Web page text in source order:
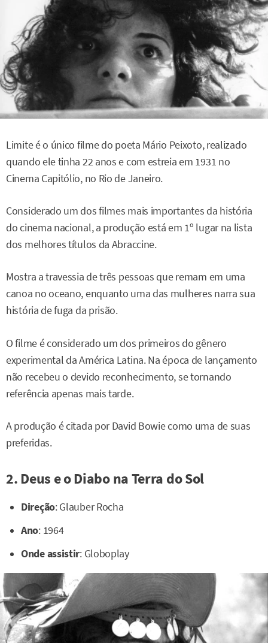
Limite é o único filme do poeta Mário Peixoto, realizado
quando ele tinha 22 anos e com estreia em 1931 no
Cinema Capitólio, no Rio de Janeiro.
Considerado um dos filmes mais importantes da história
do cinema nacional, a produção está em 1º lugar na lista
dos melhores títulos da Abraccine.
Mostra a travessia de três pessoas que remam em uma
canoa no oceano, enquanto uma das mulheres narra sua
história de fuga da prisão.
O filme é considerado um dos primeiros do gênero
experimental da América Latina. Na época de lançamento
não recebeu o devido reconhecimento, se tornando
referência apenas mais tarde.
A produção é citada por David Bowie como uma de suas
preferidas.
2. Deus e o Diabo na Terra do Sol
Direção: Glauber Rocha
Ano: 1964
Onde assistir: Globoplay